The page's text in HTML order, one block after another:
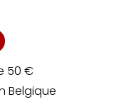
50 €
Belgique